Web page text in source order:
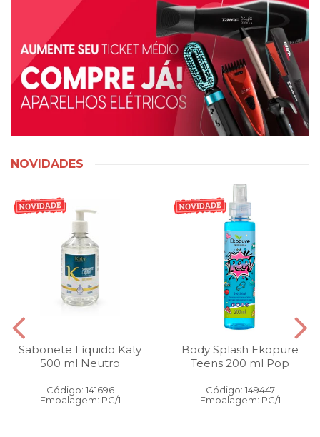
NOVIDADES
Sabonete Líquido Katy
500 ml Neutro
Código: 141696
Embalagem: PC/1
Body Splash Ekopure
Teens 200 ml Pop
Código: 149447
Embalagem: PC/1